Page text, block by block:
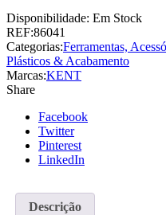
Disponibilidade: Em Stock
REF:86041
Categorias:Ferramentas,
Plásticos & Acabamento
Marcas:KENT
Share
Facebook
Twitter
Pinterest
LinkedIn
Descrição